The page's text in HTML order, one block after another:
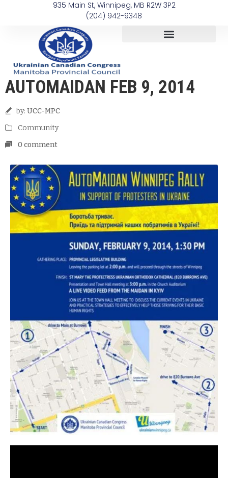
935 Main St, Winnipeg, MB R2W 3P2
(204) 942-9348
AUTOMAIDAN FEB 9, 2014
by: UCC-MPC
Community
0 comment